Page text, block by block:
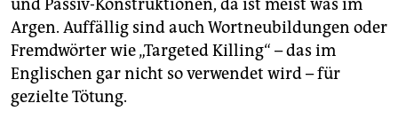
und Passiv-Konstruktionen, da ist meist was im
Argen. Auffällig sind auch Wortneubildungen oder
Fremdwörter wie „Targeted Killing“ – das im
Englischen gar nicht so verwendet wird – für
gezielte Tötung.